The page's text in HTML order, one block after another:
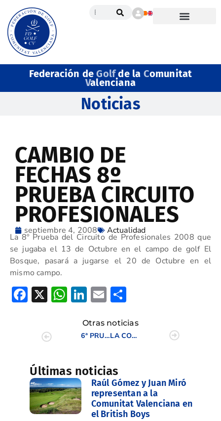
Federación deGolfde la Comunitat
Valenciana
Noticias
CAMBIO DE
FECHAS 8º
PRUEBA CIRCUITO
PROFESIONALES
septiembre 4, 2008 Actualidad
La 8º Prueba del Circuito de Profesionales 2008 que
se jugaba el 13 de Octubre en el campo de golf El
Bosque, pasará a jugarse el 20 de Octubre en el
mismo campo.
Facebook
X WhatsApp
LinkedIn
Email
Otras noticias
6ª PRUEBA DEL CIRCUITO DE PROFESIONALES DE LA C.V. 2008
LA COMUNIDAD VALENCIANA QUINTA EN EL INTERTERRITORIAL FEMENINO
Últimas noticias
Raúl Gómez y Juan Miró
representan a la
Comunitat Valenciana en
el British Boys